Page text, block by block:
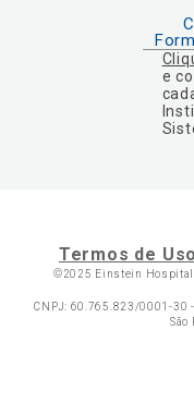
e
Termos de
©2025 Einstein
CNPJ: 60.765.823/0001-30
São